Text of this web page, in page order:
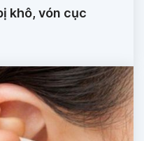
khô, vón cục